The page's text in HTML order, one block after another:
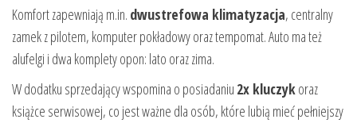
Komfort zapewniają m.in. dwustrefowa klimatyzacja, centralny
zamek z pilotem, komputer pokładowy oraz tempomat. Auto ma też
alufelgi i dwa komplety opon: lato oraz zima.
W dodatku sprzedający wspomina o posiadaniu 2x kluczykoraz
książce serwisowej, co jest ważne dla osób, które lubią mieć pełniejszy